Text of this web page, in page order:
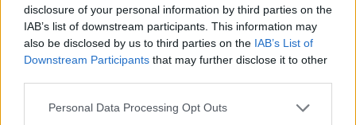
disclosure of your personal information by third parties on the
IAB’s list of downstream participants. This information may
also be disclosed by us to third parties on the IAB’s List of
Downstream Participants that may further disclose it to other
Please note that this website/app uses one or more Google
Personal Data Processing Opt Outs
Σοκαριστική υπόθεση στην
Κρήτη: Τουρίστας ρωτούσε
ασελγήσει σε 10χρονο
κορίτσι - Το παιδί καθόταν
αμέριμνο σε αυλή
Μυστράς: Αλλαγή
υπερασπιστική
νεκρό πατέρα του
στους γονείς και η